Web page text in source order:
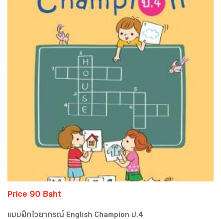
Price 90 Baht
แบบฝึกไวยากรณ์ English Champion ป.4